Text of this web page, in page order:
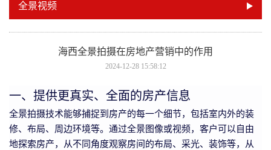
全景视频
海西全景拍摄在房地产营销中的作用
2024-12-28 15:58:12
一、提供更真实、全面的房产信息
全景拍摄技术能够捕捉到房产的每一个细节，包括室内外的装
修、布局、周边环境等。通过全景图像或视频，客户可以自由
地探索房产，从不同角度观察房间的布局、采光、装饰等，从